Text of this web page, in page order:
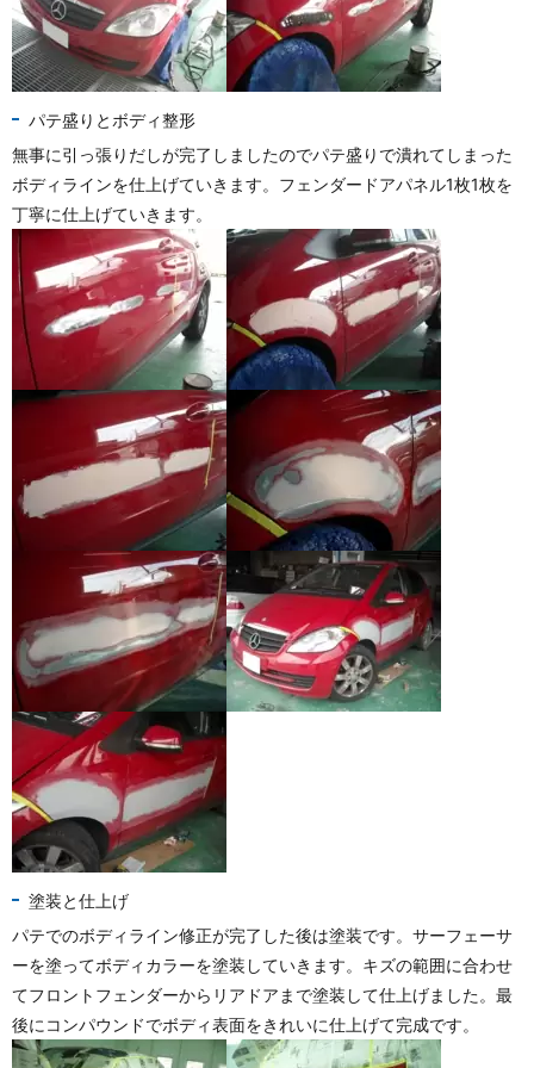
パテ盛りとボディ整形
無事に引っ張りだしが完了しましたのでパテ盛りで潰れてしまった
ボディラインを仕上げていきます。フェンダードアパネル1枚1枚を
丁寧に仕上げていきます。
塗装と仕上げ
パテでのボディライン修正が完了した後は塗装です。サーフェーサ
ーを塗ってボディカラーを塗装していきます。キズの範囲に合わせ
てフロントフェンダーからリアドアまで塗装して仕上げました。最
後にコンパウンドでボディ表面をきれいに仕上げて完成です。